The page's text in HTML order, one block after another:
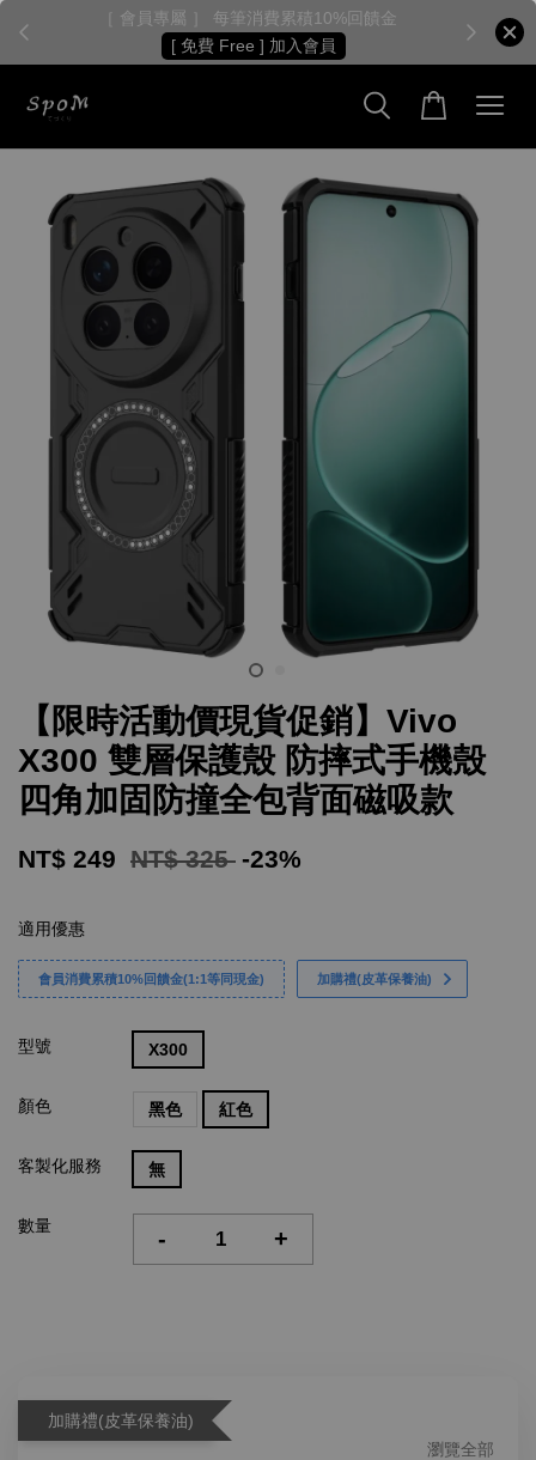
［ 會員專屬 ］ 每筆消費累積10%回饋金
[ 免費 Free ] 加入會員
【限時活動價現貨促銷】Vivo
X300 雙層保護殼 防摔式手機殼
四角加固防撞全包背面磁吸款
NT$ 249 NT$ 325 -23%
適用優惠
會員消費累積10%回饋金(1:1等同現金) 加購禮(皮革保養油)
型號 X300
顏色 黑色 紅色
客製化服務 無
數量 - +
加購禮(皮革保養油)
瀏覽全部